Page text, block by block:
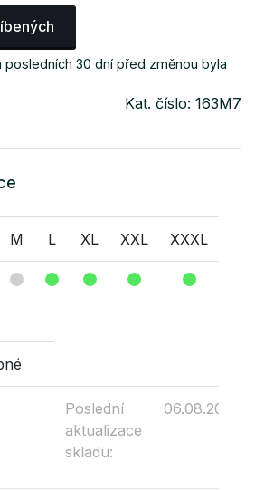
30 dní před změnou byla
Kat. číslo: 163M7
M L XL XXL XXXL
Poslední
aktualizace
skladu:
06.08.2026